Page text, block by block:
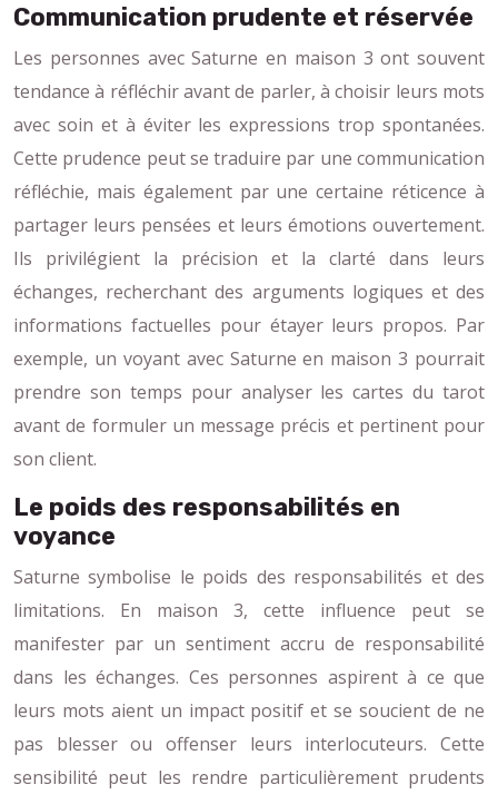
Communication prudente et réservée
Les personnes avec Saturne en maison 3 ont souvent
tendance à réfléchir avant de parler, à choisir leurs mots
avec soin et à éviter les expressions trop spontanées.
Cette prudence peut se traduire par une communication
réfléchie, mais également par une certaine réticence à
partager leurs pensées et leurs émotions ouvertement.
Ils privilégient la précision et la clarté dans leurs
échanges, recherchant des arguments logiques et des
informations factuelles pour étayer leurs propos. Par
exemple, un voyant avec Saturne en maison 3 pourrait
prendre son temps pour analyser les cartes du tarot
avant de formuler un message précis et pertinent pour
son client.
Le poids des responsabilités en
voyance
Saturne symbolise le poids des responsabilités et des
limitations. En maison 3, cette influence peut se
manifester par un sentiment accru de responsabilité
dans les échanges. Ces personnes aspirent à ce que
leurs mots aient un impact positif et se soucient de ne
pas blesser ou offenser leurs interlocuteurs. Cette
sensibilité peut les rendre particulièrement prudents